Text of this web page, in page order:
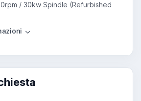
/ 30kw Spindle (Refurbished